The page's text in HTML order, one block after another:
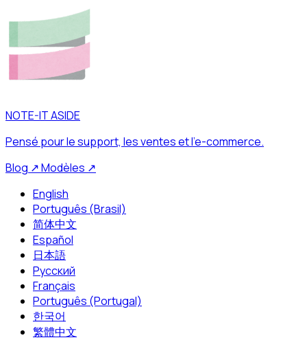
NOTE-IT ASIDE
Pensé pour le support, les ventes et l’e-commerce.
Blog ↗Modèles ↗
English
Português (Brasil)
简体中文
Español
日本語
Русский
Français
Português (Portugal)
한국어
繁體中文